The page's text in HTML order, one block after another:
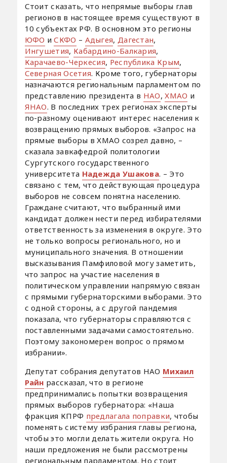
Стоит сказать, что непрямые выборы глав
регионов в настоящее время существуют в
10 субъектах РФ. В основном это регионы
ЮФО иСКФО – Адыгея, Дагестан,
Ингушетия, Кабардино-Балкария,
Карачаево-Черкесия, Республика Крым,
Северная Осетия. Кроме того, губернаторы
назначаются региональным парламентом по
представлению президента в НАО,ХМАО и
ЯНАО. В последних трех регионах эксперты
по-разному оценивают интерес населения к
возвращению прямых выборов. «Запрос на
прямые выборы в ХМАО созрел давно, –
сказала завкафедрой политологии
Сургутского государственного
университета Надежда Ушакова. – Это
связано с тем, что действующая процедура
выборов не совсем понятна населению.
Граждане считают, что выбранный ими
кандидат должен нести перед избирателями
ответственность за изменения в округе. Это
не только вопросы регионального, но и
муниципального значения. В отношении
высказывания Памфиловой могу заметить,
что запрос на участие населения в
политическом управлении напрямую связан
с прямыми губернаторскими выборами. Это
с одной стороны, а с другой пандемия
показала, что губернаторы справляются с
поставленными задачами самостоятельно.
Поэтому закономерен вопрос о прямом
избрании».
Депутат собрания депутатов НАО Михаил
Райн рассказал, что в регионе
предпринимались попытки возвращения
прямых выборов губернатора: «Наша
фракция КПРФ предлагала поправки, чтобы
поменять систему избрания главы региона,
чтобы это могли делать жители округа. Но
наши предложения не были рассмотрены
региональным парламентом. Но стоит